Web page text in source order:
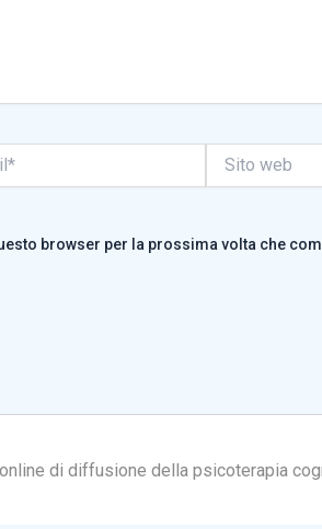
web
browser per la prossima volta che
di diffusione della psicoterapia